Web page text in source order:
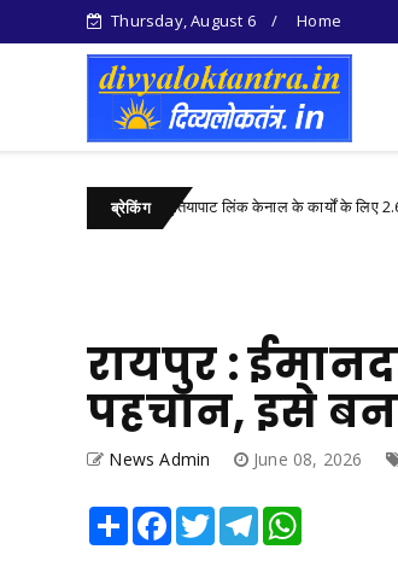
Thursday, August 6 Home
ब्रेकिंग
रायपुर : सुतियापाट लिंक केनाल के कार्यों के लिए 2.66
रायपुर :
पहचान, इसे
News Admin June 08, 2026
Share Facebook
TwitterTelegram